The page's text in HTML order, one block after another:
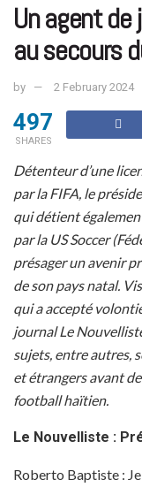
Un agent de
au secours
by 2 February 2024
497
SHARES
Détenteur d’une
par la FIFA, le
qui détient
par la US Soccer
présager un avenir
de son pays natal.
qui a accepté
journal Le
sujets, entre autres,
et étrangers avant
football haïtien.
Le Nouvelliste :
Roberto Baptiste :